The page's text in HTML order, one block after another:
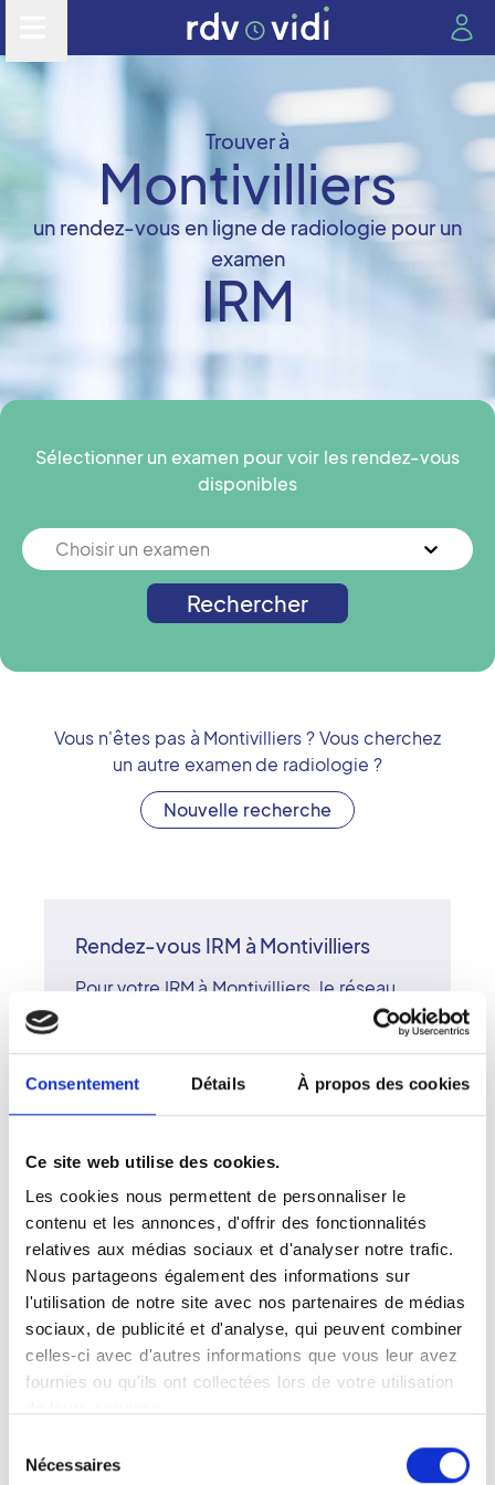
Consentement Détails À propos des cookies
Ce site web utilise des cookies.
Les cookies nous permettent de personnaliser le
contenu et les annonces, d'offrir des fonctionnalités
relatives aux médias sociaux et d'analyser notre trafic.
Nous partageons également des informations sur
l'utilisation de notre site avec nos partenaires de médias
sociaux, de publicité et d'analyse, qui peuvent combiner
celles-ci avec d'autres informations que vous leur avez
fournies ou qu'ils ont collectées lors de votre utilisation
Nécessaires
Trouver à
Montivilliers
un rendez-vous en ligne de radiologie pour un
examen
IRM
Sélectionner un examen pour voir les rendez-vous
disponibles
Choisir un examen
Rechercher
Vous n'êtes pas à Montivilliers? Vous cherchez
un autre examen de radiologie ?
Nouvelle recherche
Rendez-vous IRM à Montivilliers
Pour votre IRM à Montivilliers, le réseau
des organes et des tissus mous, sans
rayonnement. Les radiologues
diagnostics rapides et fiables. Le réseau
Vidi, fondé sur des valeurs d'excellence
et de bienveillance, veille à offrir une
expérience patient fluide et rassurante.
À Montivilliers, la précision médicale
s'allie à une prise en charge humaine et
professionnelle.
Votre IRM à Montivilliers